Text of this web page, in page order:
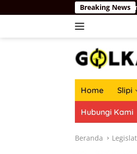
ke
Breaking News
Membangun Jembatan
Home Slipi
Hubungi Kami
Beranda